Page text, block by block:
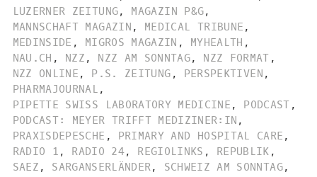
LUZERNER ZEITUNG, MAGAZIN P&G,
MANNSCHAFT MAGAZIN , MEDICAL TRIBUNE ,
MEDINSIDE , MIGROS MAGAZIN , MYHEALTH ,
NAU.CH , NZZ , NZZ AM SONNTAG, NZZ FORMAT ,
NZZ ONLINE , P.S. ZEITUNG , PERSPEKTIVEN ,
PHARMAJOURNAL ,
PIPETTE SWISS LABORATORY MEDICINE , PODCAST ,
PODCAST: MEYER TRIFFT MEDIZINER:IN ,
PRAXISDEPESCHE , PRIMARY AND HOSPITAL CARE ,
RADIO 1 , RADIO 24, REGIOLINKS , REPUBLIK ,
SAEZ , SARGANSERLÄNDER, SCHWEIZ AM SONNTAG,